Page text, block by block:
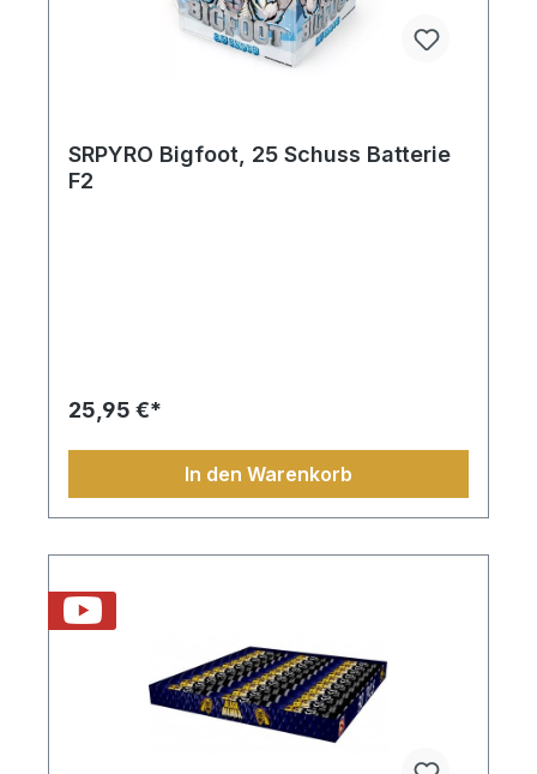
SRPYRO Bigfoot, 25 Schuss Batterie
F2
25,95 €*
In den Warenkorb